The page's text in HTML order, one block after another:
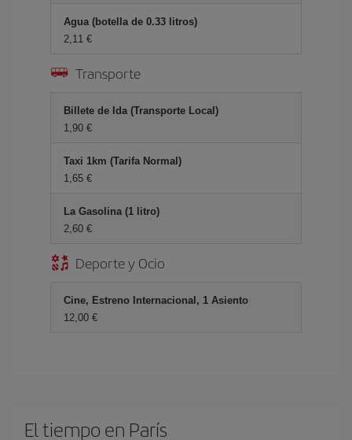
Agua (botella de 0.33 litros)
2,11 €
Transporte
Billete de Ida (Transporte Local)
1,90 €
Taxi 1km (Tarifa Normal)
1,65 €
La Gasolina (1 litro)
2,60 €
Deporte y Ocio
Cine, Estreno Internacional, 1 Asiento
12,00 €
El tiempo en París